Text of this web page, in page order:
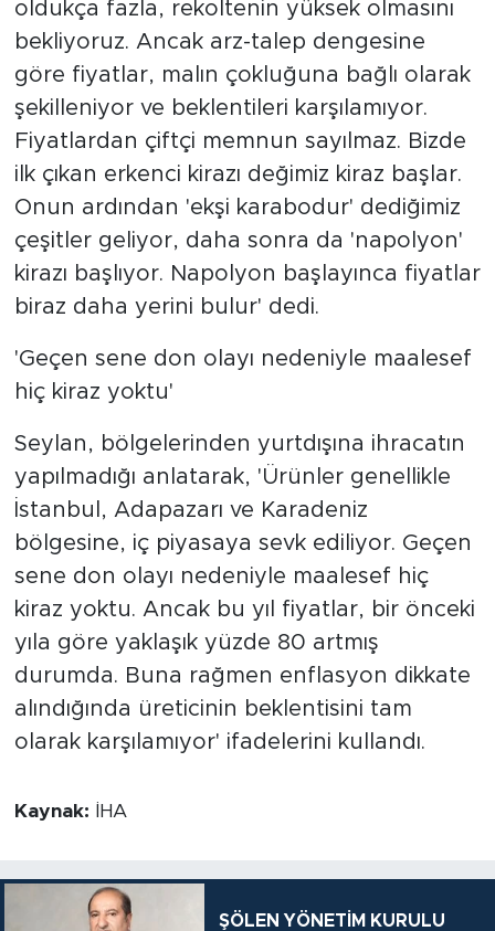
oldukça fazla, rekoltenin yüksek olmasını
bekliyoruz. Ancak arz-talep dengesine
göre fiyatlar, malın çokluğuna bağlı olarak
şekilleniyor ve beklentileri karşılamıyor.
Fiyatlardan çiftçi memnun sayılmaz. Bizde
ilk çıkan erkenci kirazı değimiz kiraz başlar.
Onun ardından 'ekşi karabodur' dediğimiz
çeşitler geliyor, daha sonra da 'napolyon'
kirazı başlıyor. Napolyon başlayınca fiyatlar
biraz daha yerini bulur' dedi.
'Geçen sene don olayı nedeniyle maalesef
hiç kiraz yoktu'
Seylan, bölgelerinden yurtdışına ihracatın
yapılmadığı anlatarak, 'Ürünler genellikle
İstanbul, Adapazarı ve Karadeniz
bölgesine, iç piyasaya sevk ediliyor. Geçen
sene don olayı nedeniyle maalesef hiç
kiraz yoktu. Ancak bu yıl fiyatlar, bir önceki
yıla göre yaklaşık yüzde 80 artmış
durumda. Buna rağmen enflasyon dikkate
alındığında üreticinin beklentisini tam
olarak karşılamıyor' ifadelerini kullandı.
Kaynak: İHA
ŞÖLEN YÖNETİM KURULU